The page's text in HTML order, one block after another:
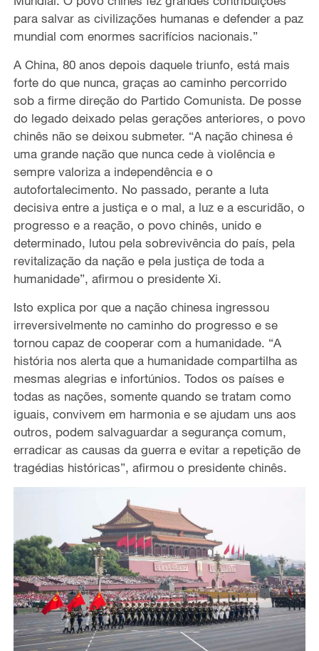
para salvar as civilizações humanas e defender a paz
mundial com enormes sacrifícios nacionais.”
A China, 80 anos depois daquele triunfo, está mais
forte do que nunca, graças ao caminho percorrido
sob a firme direção do Partido Comunista. De posse
do legado deixado pelas gerações anteriores, o povo
chinês não se deixou submeter. “A nação chinesa é
uma grande nação que nunca cede à violência e
sempre valoriza a independência e o
autofortalecimento. No passado, perante a luta
decisiva entre a justiça e o mal, a luz e a escuridão, o
progresso e a reação, o povo chinês, unido e
determinado, lutou pela sobrevivência do país, pela
revitalização da nação e pela justiça de toda a
humanidade”, afirmou o presidente Xi.
Isto explica por que a nação chinesa ingressou
irreversivelmente no caminho do progresso e se
tornou capaz de cooperar com a humanidade. “A
história nos alerta que a humanidade compartilha as
mesmas alegrias e infortúnios. Todos os países e
todas as nações, somente quando se tratam como
iguais, convivem em harmonia e se ajudam uns aos
outros, podem salvaguardar a segurança comum,
erradicar as causas da guerra e evitar a repetição de
tragédias históricas”, afirmou o presidente chinês.